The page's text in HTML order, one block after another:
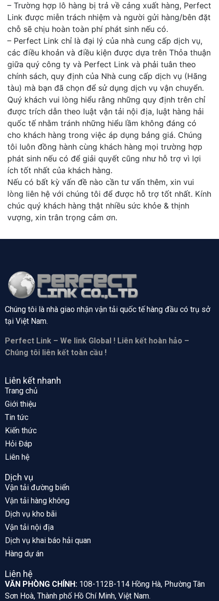
– Trường hợp lô hàng bị trả về cảng xuất hàng, Perfect
Link được miễn trách nhiệm và người gửi hàng/bên đặt
chỗ sẽ chịu hoàn toàn phí phát sinh nếu có.
– Perfect Link chỉ là đại lý của nhà cung cấp dịch vụ,
các điều khoản và điều kiện được dựa trên Thỏa thuận
giữa quý công ty và Perfect Link và phải tuân theo
chính sách, quy định của Nhà cung cấp dịch vụ (Hãng
tàu) mà bạn đã chọn để sử dụng dịch vụ vận chuyển.
Quý khách vui lòng hiểu rằng những quy định trên chỉ
được trích dẫn theo luật vận tải nội địa, luật hàng hải
quốc tế nhằm tránh những hiểu lầm không đáng có
cho khách hàng trong việc áp dụng bảng giá. Chúng
tôi luôn đồng hành cùng khách hàng mọi trường hợp
phát sinh nếu có để giải quyết cũng như hỗ trợ vì lợi
ích tốt nhất của khách hàng.
Nếu có bất kỳ vấn đề nào cần tư vấn thêm, xin vui
lòng liên hệ với chúng tôi để được hỗ trợ tốt nhất. Kính
chúc quý khách hàng thật nhiều sức khỏe & thịnh
vượng, xin trân trọng cảm ơn.
Chúng tôi là nhà giao nhận vận tải quốc tế hàng đầu có trụ sở
tại Việt Nam.
Perfect Link – We link Global ! Liên kết hoàn hảo –
Chúng tôi liên kết toàn cầu !
Liên kết nhanh
Trang chủ
Giới thiệu
Tin tức
Kiến thức
Hỏi Đáp
Liên hệ
Dịch vụ
Vận tải đường biển
Vận tải hàng không
Dịch vụ kho bãi
Vận tải nội địa
Dịch vụ khai báo hải quan
Hàng dự án
Liên hệ
VĂN PHÒNG CHÍNH: 108-112B-114 Hồng Hà, Phường Tân
Sơn Hoà, Thành phố Hồ Chí Minh, Việt Nam.